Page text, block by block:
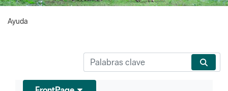
Ayuda